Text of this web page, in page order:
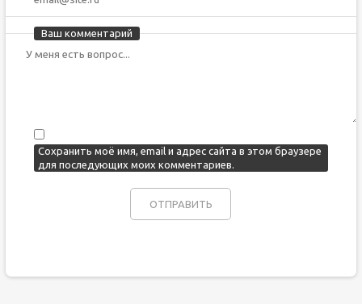
Ваш комментарий
Сохранить моё имя, email и адрес сайта в этом браузере
для последующих моих комментариев.